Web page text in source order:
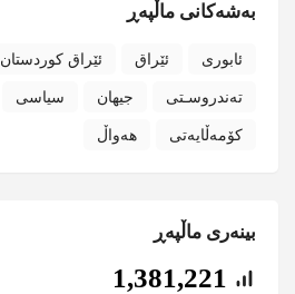
بەشەکانی ماڵپەڕ
ئابوری ئێراق ئێراق کوردستان
تەندروسـتی جیهان سیاسی
کۆمەڵایەتی هەواڵ
بینەری ماڵپەڕ
1,381,221